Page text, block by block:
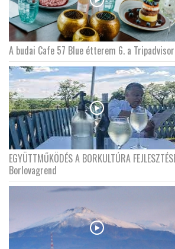
A budai Cafe 57 Blue étterem 6. a
EGYÜTTMŰKÖDÉS A BORKULTÚRA
Borlovagrend